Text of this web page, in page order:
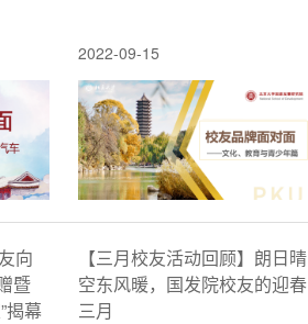
2022-09-15
向
暨
揭幕
【三月校友活动回顾】朗日晴
空东风暖，国发院校友的迎春
三月